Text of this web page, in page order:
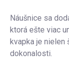
Náušnice sa
ktorá ešte viac
kvapka je nielen
dokonalosti.